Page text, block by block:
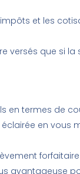
et les
versés que si
en termes de
en vous
avantageuse